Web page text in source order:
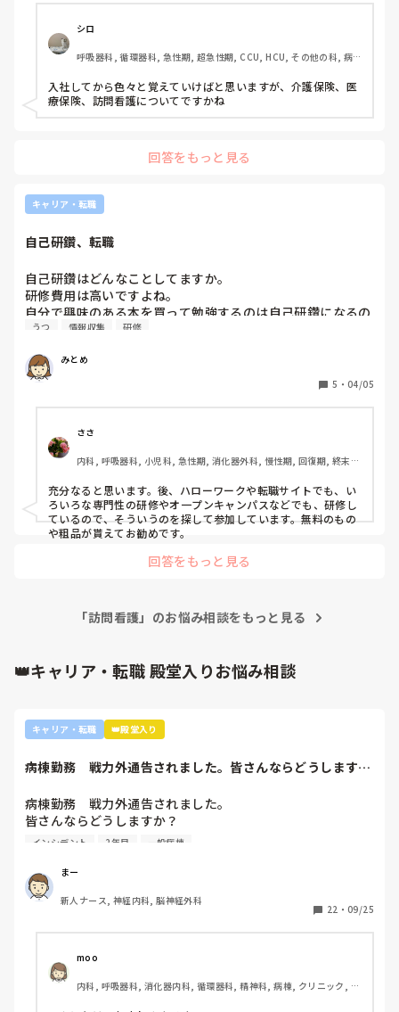
地方の一般病院で一般病棟60床（整形、内科等）
デイサービス45人程度
介護医療院60床程度
で働いてきました。
施設内訪問看護は今回が初めてです。もちろん始めてみない
とわからないことばかりだと思いますが、デビューまでにこ
シロ
呼吸器科, 循環器科, 急性期, 超急性期, CCU, HCU, その他の科, 病
入社してから色々と覚えていけばと思いますが、介護保険、医
療保険、訪問看護についてですかね
回答をもっと見る
キャリア・転職
自己研鑽、転職
自己研鑽はどんなことしてますか。
研修費用は高いですよね。
自分で興味のある本を買って勉強するのは自己研鑽になるの
でしょうか。
か。時間とお金をかけてこそ意味があるのか。
悩んでるのは訪問看護研修をうけようかどうしようかという
めて訪問看護に転職しようかどうしようか悩んでます。ネッ
トや本で情報収集できるけど働きながら研修うけること、転
うつ 情報収集 研修
みとめ
5 ・ 04/05
ささ
内科, 呼吸器科, 小児科, 急性期, 消化器外科, 慢性期, 回復期, 終末
充分なると思います。後、ハローワークや転職サイトでも、い
ろいろな専門性の研修やオ一プンキャンパスなどでも、研修し
ているので、そういうのを探して参加しています。無料のもの
や粗品が貰えてお勧めです。
回答をもっと見る
「訪問看護」のお悩み相談をもっと見る
👑キャリア・転職 殿堂入りお悩み相談
キャリア・転職 👑殿堂入り
病棟勤務　戦力外通告されました。皆さんならどうします
病棟勤務　戦力外通告されました。
皆さんならどうしますか？
2年目です。1年目はゆるい部署にいましたが、人間関係が原
からの人間関係は良好です。
ですが、異動してから薬剤に関するインシデントを4件ほど
起こし、優先順位や多重課題ができていないのでは？という
い』『一人を持って看護のつながりを持って』ということで
受け持ち1人になりました。
複数受け持ちに戻るよう、1ヶ月間1年目のように勉強したり
と業務に臨んできました。
そして最近師長さんに『君は病棟勤務よりも外来とか健診セ
インシデント 2年目 一般病棟
まー
新人ナース, 神経内科, 脳神経外科
22 ・ 09/25
moo
内科, 呼吸器科, 消化器内科, 循環器科, 精神科, 病棟, クリニック, リ